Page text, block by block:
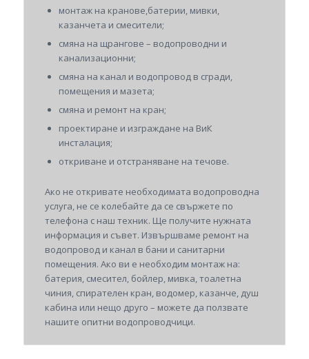
монтаж на кранове,батерии, мивки,
казанчета и смесители;
смяна на щрангове – водопроводни и
канализационни;
смяна на канал и водопровод в сгради,
помещения и мазета;
смяна и ремонт на кран;
проектиране и изграждане на ВиК
инсталация;
откриване и отстраняване на течове.
Ако не откривате необходимата водопроводна
услуга, не се колебайте да се свържете по
телефона с наш техник. Ще получите нужната
информация и съвет. Извършваме ремонт на
водопровод и канал в бани и санитарни
помещения. Ако ви е необходим монтаж на:
батерия, смесител, бойлер, мивка, тоалетна
чиния, спирателен кран, водомер, казанче, душ
кабина или нещо друго – можете да ползвате
нашите опитни водопроводчици.